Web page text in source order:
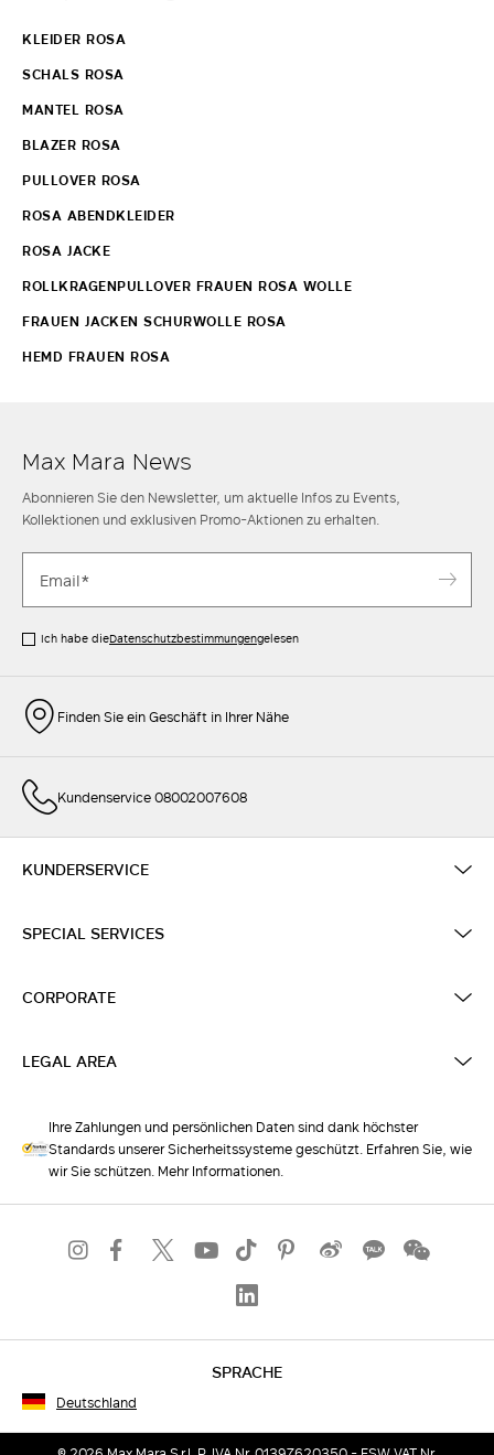
KLEIDER ROSA
SCHALS ROSA
MANTEL ROSA
BLAZER ROSA
PULLOVER ROSA
ROSA ABENDKLEIDER
ROSA JACKE
ROLLKRAGENPULLOVER FRAUEN ROSA WOLLE
FRAUEN JACKEN SCHURWOLLE ROSA
HEMD FRAUEN ROSA
Max Mara News
Abonnieren Sie den Newsletter, um aktuelle Infos zu Events,
Kollektionen und exklusiven Promo-Aktionen zu erhalten.
Ich habe dieDatenschutzbestimmungengelesen
Finden Sie ein Geschäft in Ihrer Nähe
Kundenservice 08002007608
KUNDERSERVICE
SPECIAL SERVICES
CORPORATE
LEGAL AREA
Ihre Zahlungen und persönlichen Daten sind dank höchster
Standards unserer Sicherheitssysteme geschützt. Erfahren Sie, wie
wir Sie schützen. Mehr Informationen.
SPRACHE
Deutschland